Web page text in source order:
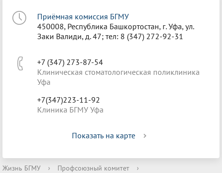
Приёмная комиссия БГМУ
450008, Республика Башкортостан, г. Уфа, ул.
Заки Валиди, д. 47; тел: 8 (347) 272-92-31
+7 (347) 273-87-54
Клиническая стоматологическая поликлиника
Уфа
+7(347)223-11-92
Клиника БГМУ Уфа
Показать на карте
Жизнь БГМУ › Профсоюзный комитет
›